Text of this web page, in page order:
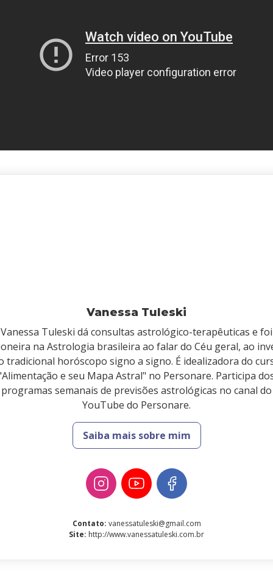
Vanessa Tuleski
Vanessa Tuleski dá consultas astrológico-terapêuticas e foi
na Astrologia brasileira ao falar do Céu geral, ao
tradicional horóscopo signo a signo. É idealizadora do
e seu Mapa Astral" no Personare. Participa
programas semanais de previsões astrológicas no canal do
YouTube do Personare.
Saiba mais sobre mim
Contato: vanessatuleski@gmail.com
Site: http://www.vanessatuleski.com.br